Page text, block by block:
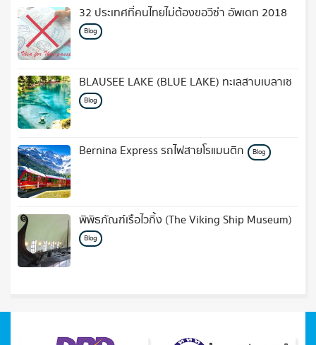
32 ประเทศที่คนไทยไม่ต้องขอวีซ่า อัพเดท 2018
Blog
BLAUSEE LAKE (BLUE LAKE) ทะเลสาบเบลาเซ
Blog
Bernina Express รถไฟสายโรแมนติก Blog
พิพิธภัณฑ์เรือไวกิ้ง (The Viking Ship Museum)
Blog